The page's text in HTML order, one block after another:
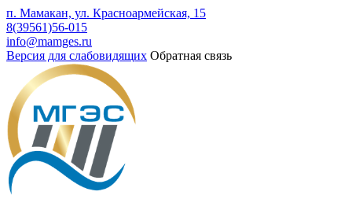
п. Мамакан, ул. Красноармейская, 15
8(39561)56-015
info@mamges.ru
Версия для слабовидящих Обратная связь